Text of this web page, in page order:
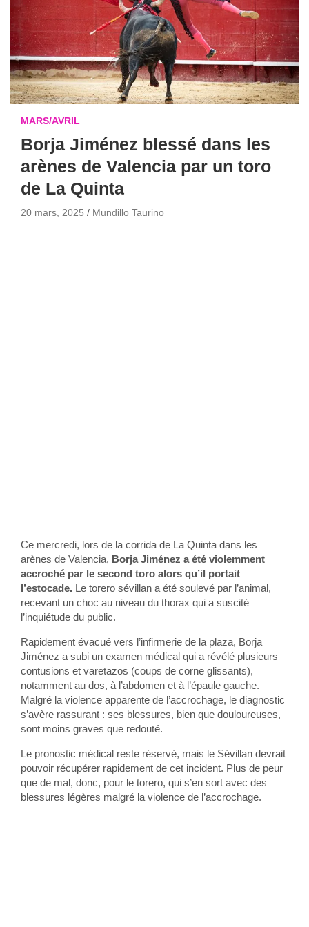
MARS/AVRIL
Borja Jiménez blessé dans les
arènes de Valencia par un toro
de La Quinta
20 mars, 2025 Mundillo Taurino
Ce mercredi, lors de la corrida de La Quinta dans les
arènes de Valencia, Borja Jiménez a été violemment
accroché par le second toro alors qu’il portait
l’estocade. Le torero sévillan a été soulevé par l’animal,
recevant un choc au niveau du thorax qui a suscité
l’inquiétude du public.
Rapidement évacué vers l’infirmerie de la plaza, Borja
Jiménez a subi un examen médical qui a révélé plusieurs
contusions et varetazos (coups de corne glissants),
notamment au dos, à l’abdomen et à l’épaule gauche.
Malgré la violence apparente de l’accrochage, le diagnostic
s’avère rassurant : ses blessures, bien que douloureuses,
sont moins graves que redouté.
Le pronostic médical reste réservé, mais le Sévillan devrait
pouvoir récupérer rapidement de cet incident. Plus de peur
que de mal, donc, pour le torero, qui s’en sort avec des
blessures légères malgré la violence de l’accrochage.